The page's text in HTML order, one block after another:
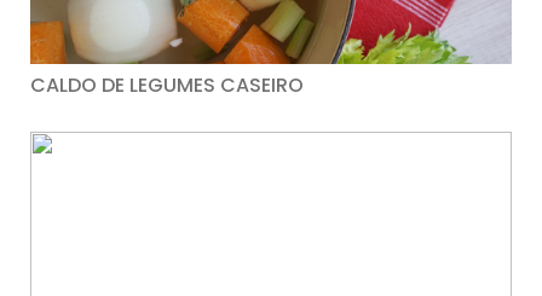
CALDO DE LEGUMES CASEIRO